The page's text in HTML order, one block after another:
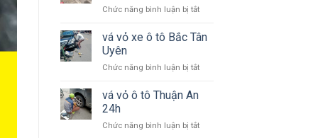
tô
Bình
Chức năng bình luận bị tắtở
vỏ
tô
vá vỏ xe ô tô Bắc Tân
Uyên
Chức năng bình luận bị tắtở
tô
vá vỏ ô tô Thuận An
24h
Chức năng bình luận bị tắtở